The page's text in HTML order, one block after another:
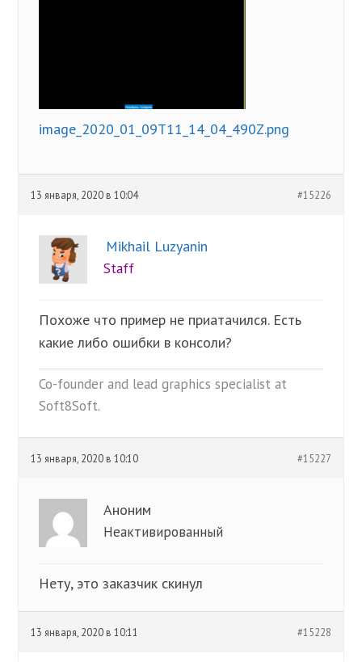
image_2020_01_09T11_14_04_490Z.png
13 января, 2020 в 10:04 #15226
Mikhail Luzyanin
Staff
Похоже что пример не приатачился. Есть
какие либо ошибки в консоли?
Co-founder and lead graphics specialist at
Soft8Soft.
13 января, 2020 в 10:10 #15227
Аноним
Неактивированный
Нету, это заказчик скинул
13 января, 2020 в 10:11 #15228